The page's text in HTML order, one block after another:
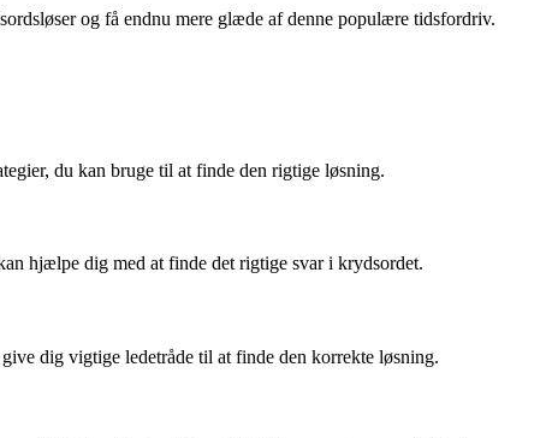
og få endnu mere glæde af denne populære tidsfordriv.
du kan bruge til at finde den rigtige løsning.
hjælpe dig med at finde det rigtige svar i krydsordet.
dig vigtige ledetråde til at finde den korrekte løsning.